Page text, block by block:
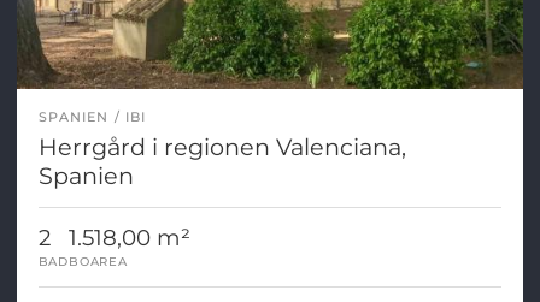
SPANIEN IBI
Herrgård i regionen Valenciana,
Spanien
2
BAD
1.518,00 m²
BOAREA